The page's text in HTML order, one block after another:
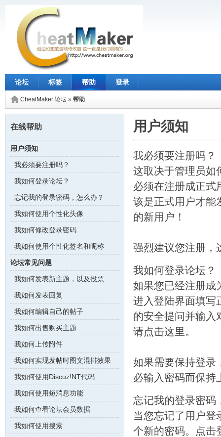
论坛 标签 帮助 登录
CheatMaker 论坛 » 帮助
在线帮助
用户须知
我必须要注册吗？
我如何登录论坛？
忘记我的登录密码，怎么办？
我如何使用个性化头像
我如何修改登录密码
我如何使用个性化签名和昵称
论坛常见问题
我如何发表新主题，以及投票
我如何发表回复
我如何编辑自己的帖子
我如何出售购买主题
我如何上传附件
我如何实现发帖时图文混排效果
我如何使用Discuz!NT代码
我如何使用短消息功能
我如何查看论坛会员数据
我如何使用搜索
用户须知
我必须要注册吗？
这取决于管理员如
必须在注册成正式
该是正式用户才
的新用户！
强烈建议您注册，
我如何登录论坛？
如果您已经注册成
进入登陆界面填写
的安全提问并输入
请点击这里。
如果需要保持登录
必输入密码而保持
忘记我的登录密码
当您忘记了用户登
个新的密码。点